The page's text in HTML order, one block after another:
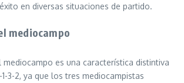
en diversas situaciones de partido.
mediocampo
mediocampo es una característica distintiva
3-2, ya que los tres mediocampistas